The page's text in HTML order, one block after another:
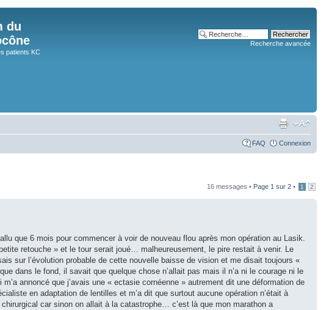
du
patients KC
Recherche avancée
FAQ Connexion
16 messages • Page 1 sur 2 • 1 2
que 6 mois pour commencer à voir de nouveau flou après mon opération au Lasik.
retouche » et le tour serait joué… malheureusement, le pire restait à venir. Le
sur l’évolution probable de cette nouvelle baisse de vision et me disait toujours «
dans le fond, il savait que quelque chose n’allait pas mais il n’a ni le courage ni le
annoncé que j’avais une « ectasie cornéenne » autrement dit une déformation de
en adaptation de lentilles et m’a dit que surtout aucune opération n’était à
car sinon on allait à la catastrophe… c’est là que mon marathon a